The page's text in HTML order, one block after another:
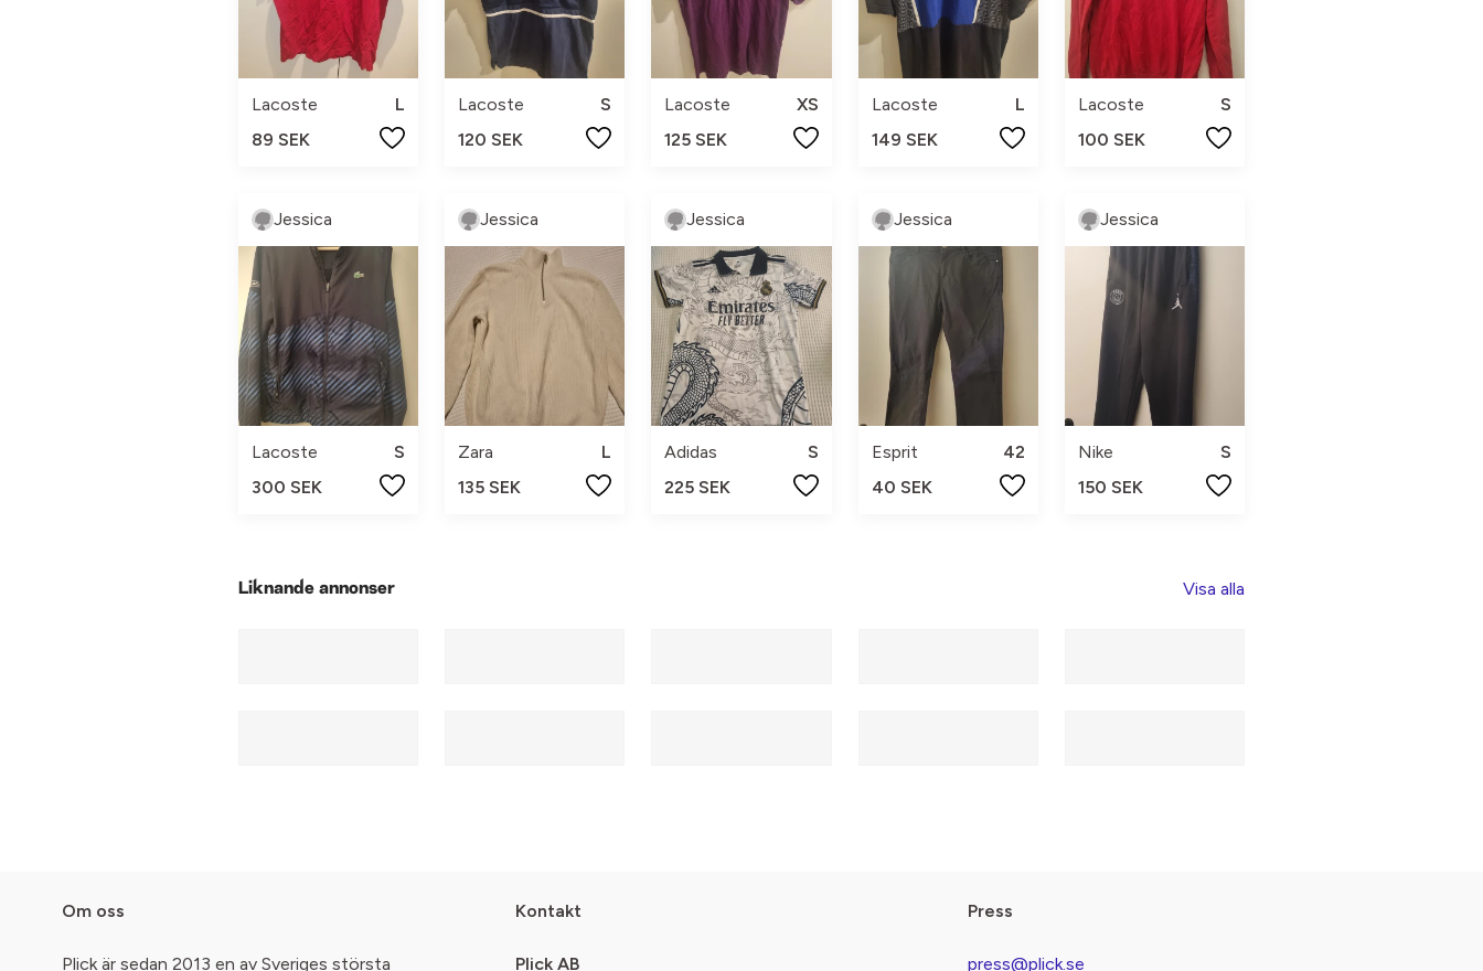
Lacoste
L
89 SEK
Lacoste
S
120 SEK
Lacoste
XS
125 SEK
Lacoste
L
149 SEK
Lacoste
S
100 SEK
Jessica
Lacoste
S
300 SEK
Jessica
Zara
L
135 SEK
Jessica
Adidas
S
225 SEK
Jessica
Esprit
42
40 SEK
Jessica
Nike
S
150 SEK
Liknande annonser Visa alla
Om oss
Plick är sedan 2013 en av Sveriges största
Kontakt
Plick AB
Press
press@plick.se